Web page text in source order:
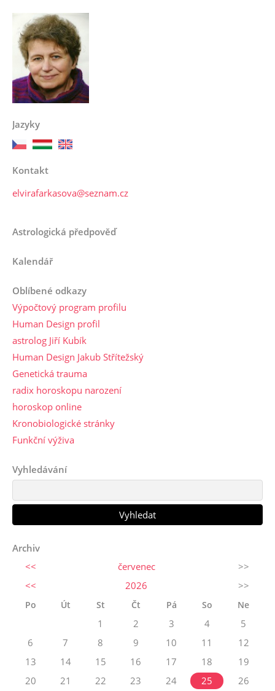
Jazyky
Kontakt
elvirafarkasova@seznam.cz
Astrologická předpověď
Kalendář
Oblíbené odkazy
Výpočtový program profilu
Human Design profil
astrolog Jiří Kubík
Human Design Jakub Střítežský
Genetická trauma
radix horoskopu narození
horoskop online
Kronobiologické stránky
Funkční výživa
Vyhledávání
Archiv
<<
červenec
>>
<<
2026 >>
Po Út St Čt Pá So Ne
1 2 3 4
5
6
7 8 9 10 11
12
13
14 15 16 17 18
19
20
21 22 23 24 25 26